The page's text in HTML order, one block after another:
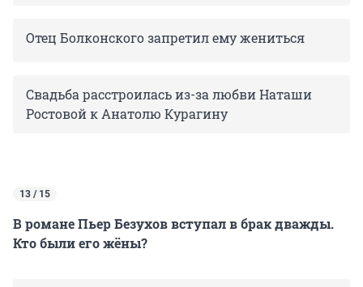
Отец Болконского запретил ему жениться
Свадьба расстроилась из-за любви Наташи
Ростовой к Анатолю Курагину
13 / 15
В романе Пьер Безухов вступал в брак дважды.
Кто были его жёны?